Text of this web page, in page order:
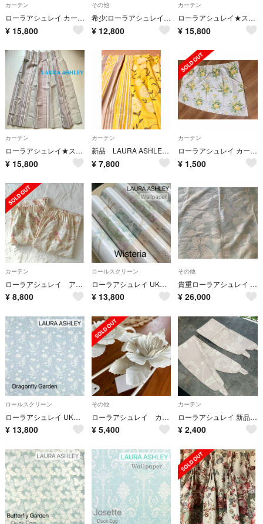
カーテン
ローラアシュレイ カーテン花柄 遮光 幅約105cm長さ約200cm ×2枚
¥ 15,800
その他
希少:ローラアシュレイUK 製壁紙プッシーウィロー シクラメンピンク新品1本から
¥ 12,800
カーテン
ローラアシュレイ★ストライプ 未使用カーテン 1枚 幅135×丈93㎝
¥ 15,800
カーテン
ローラアシュレイ★ストライプ 未使用カーテン 1枚 幅128×丈93㎝
¥ 15,800
カーテン
新品 LAURA ASHLEY HOME カーテン
¥ 7,800
カーテン
ローラアシュレイ カーテン 布
¥ 1,500
カーテン
ローラアシュレイ アンジェリカ カーテン 2枚
¥ 8,800
ロールスクリーン
ローラアシュレイ UK製壁紙 ウィステリア 新品未開封 1本から
¥ 13,800
その他
貴重ローラアシュレイ ⭐︎バタフライカーテン生地 3.2Ｍ
¥ 26,000
ロールスクリーン
ローラアシュレイ UK製壁紙 ドラゴンフライガーデン 新品未開封1本から
¥ 13,800
その他
ローラアシュレイ カーテンフック 鉄 2個セット
¥ 5,400
カーテン
ローラアシュレイ 新品タイバック2本セット ジョゼッテ アメジスト
¥ 2,400